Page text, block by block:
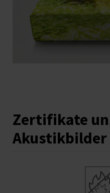
Zertifikate
Akustikbilder